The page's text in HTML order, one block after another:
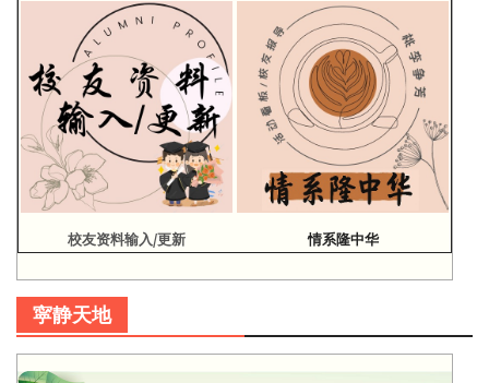
校友资料输入/更新 情系隆中华
寜静天地